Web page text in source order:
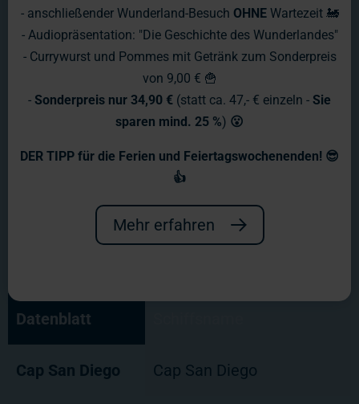
Datenblatt
Cap San Diego Cap San Diego
- anschließender Wunderland-Besuch OHNE Wartezeit 🚂
- Audiopräsentation: "Die Geschichte des Wunderlandes"
- Currywurst und Pommes mit Getränk zum Sonderpreis
von 9,00 € 🍟
- Sonderpreis nur 34,90 € (statt ca. 47,- € einzeln - Sie
sparen mind. 25 %) 😮
DER TIPP für die Ferien und Feiertagswochenenden! 😎
👍
Mehr erfahren